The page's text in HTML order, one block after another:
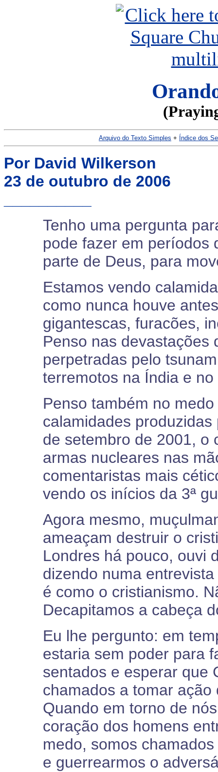
Arquivo do Texto Simples + Índice dos
Por David Wilkerson
23 de outubro de 2006
Tenho uma pergunta
pode fazer em períodos
parte de Deus, para
Estamos vendo
como nunca houve
gigantescas, furacões,
Penso nas devastações
perpetradas pelo
terremotos na Índia e
Penso também no
calamidades
de setembro de 2001, o
armas nucleares nas
comentaristas mais
vendo os inícios da 3ª
Agora mesmo,
ameaçam destruir o
Londres há pouco, ouvi
dizendo numa
é como o cristianismo.
Decapitamos a cabeça
Eu lhe pergunto: em
estaria sem poder para
sentados e esperar que
chamados a tomar
Quando em torno de
coração dos homens
medo, somos
e guerrearmos o